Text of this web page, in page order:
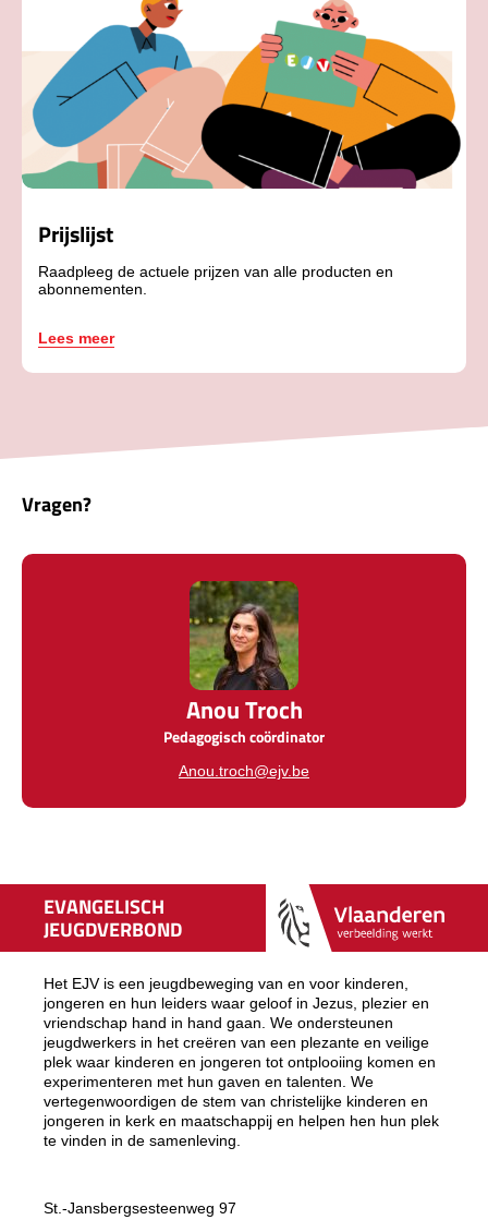
Prijslijst
Raadpleeg de actuele prijzen van alle producten en
abonnementen.
Lees meer
Vragen?
Anou Troch
Pedagogisch coördinator
Anou.troch@ejv.be
EVANGELISCH
JEUGDVERBOND
Het EJV is een jeugdbeweging van en voor kinderen,
jongeren en hun leiders waar geloof in Jezus, plezier en
vriendschap hand in hand gaan. We ondersteunen
jeugdwerkers in het creëren van een plezante en veilige
plek waar kinderen en jongeren tot ontplooiing komen en
experimenteren met hun gaven en talenten. We
vertegenwoordigen de stem van christelijke kinderen en
jongeren in kerk en maatschappij en helpen hen hun plek
te vinden in de samenleving.
St.-Jansbergsesteenweg 97